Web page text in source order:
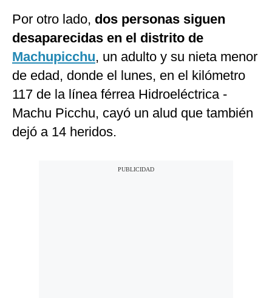
Por otro lado, dos personas siguen
desaparecidas en el distrito de
Machupicchu, un adulto y su nieta menor
de edad, donde el lunes, en el kilómetro
117 de la línea férrea Hidroeléctrica -
Machu Picchu, cayó un alud que también
dejó a 14 heridos.